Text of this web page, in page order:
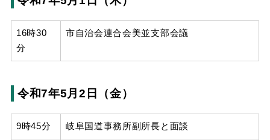
16時30
分
市自治会連合会美並支部会議
令和7年5月2日（金）
9時45分 岐阜国道事務所副所長と面談